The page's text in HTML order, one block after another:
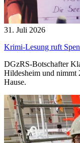
31. Juli 2026
Krimi-Lesung ruft
DGzRS-Botschafter
Hildesheim und nimmt
Hause.